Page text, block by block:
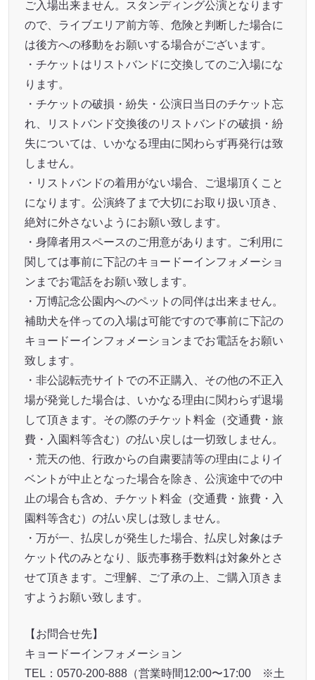
ご入場出来ません。スタンディング公演となります
ので、ライブエリア前方等、危険と判断した場合に
は後方への移動をお願いする場合がございます。
・チケットはリストバンドに交換してのご入場にな
ります。
・チケットの破損・紛失・公演日当日のチケット忘
れ、リストバンド交換後のリストバンドの破損・紛
失については、いかなる理由に関わらず再発行は致
しません。
・リストバンドの着用がない場合、ご退場頂くこと
になります。公演終了まで大切にお取り扱い頂き、
絶対に外さないようにお願い致します。
・身障者用スペースのご用意があります。ご利用に
関しては事前に下記のキョードーインフォメーショ
ンまでお電話をお願い致します。
・万博記念公園内へのペットの同伴は出来ません。
補助犬を伴っての入場は可能ですので事前に下記の
キョードーインフォメーションまでお電話をお願い
致します。
・非公認転売サイトでの不正購入、その他の不正入
場が発覚した場合は、いかなる理由に関わらず退場
して頂きます。その際のチケット料金（交通費・旅
費・入園料等含む）の払い戻しは一切致しません。
・荒天の他、行政からの自粛要請等の理由によりイ
ベントが中止となった場合を除き、公演途中での中
止の場合も含め、チケット料金（交通費・旅費・入
園料等含む）の払い戻しは致しません。
・万が一、払戻しが発生した場合、払戻し対象はチ
ケット代のみとなり、販売事務手数料は対象外とさ
せて頂きます。ご理解、ご了承の上、ご購入頂きま
すようお願い致します。
【お問合せ先】
キョードーインフォメーション
TEL：0570-200-888（営業時間12:00〜17:00 ※土